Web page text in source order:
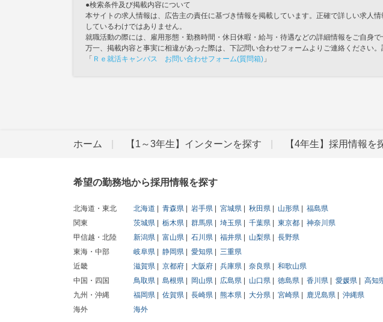
●検索条件及び掲載内容について
本サイトの求人情報は、広告主の責任に基づき情報を掲載しています。正確で詳しい求人
しているわけではありません。
就職活動の際には、雇用形態・勤務時間・休日休暇・給与・待遇などの詳細情報をご自身
万一、掲載内容と事実に相違があった際は、下記問い合わせフォームよりご連絡ください。
「 Ｒｅ就活キャンパス お問い合わせフォーム(質問箱) 」
ホーム 【1～3年生】インターンを探す 【4年生】採用情報を
希望の勤務地から採用情報を探す
北海道・東北 北海道 青森県 岩手県 宮城県 秋田県 山形県
福島県
関東
茨城県 栃木県 群馬県 埼玉県 千葉県 東京都
神奈川県
甲信越・北陸
新潟県 富山県 石川県 福井県 山梨県
長野県
東海・中部
岐阜県 静岡県 愛知県
三重県
近畿
滋賀県 京都府 大阪府 兵庫県 奈良県
和歌山県
中国・四国
鳥取県 島根県 岡山県 広島県 山口県 徳島県 香川県 愛媛県
高知
九州・沖縄
福岡県 佐賀県 長崎県 熊本県 大分県 宮崎県 鹿児島県
沖縄県
海外
海外